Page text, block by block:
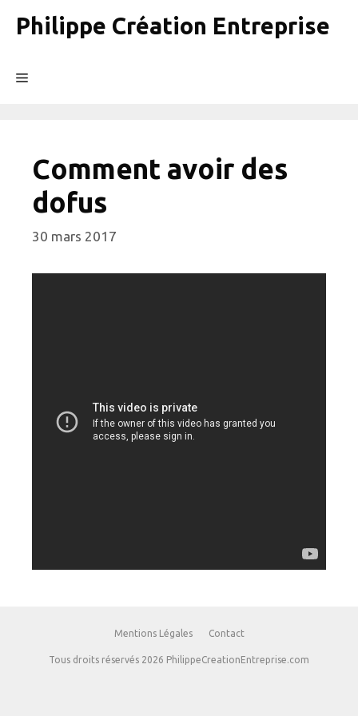
Philippe Création Entreprise
Menu
Comment avoir des
dofus
30 mars 2017
Mentions Légales Contact
Tous droits réservés 2026 PhilippeCreationEntreprise.com